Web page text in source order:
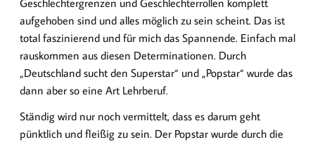
Geschlechtergrenzen und Geschlechterrollen komplett
aufgehoben sind und alles möglich zu sein scheint. Das ist
total faszinierend und für mich das Spannende. Einfach mal
rauskommen aus diesen Determinationen. Durch
„Deutschland sucht den Superstar“ und „Popstar“ wurde das
dann aber so eine Art Lehrberuf.
Ständig wird nur noch vermittelt, dass es darum geht
pünktlich und fleißig zu sein. Der Popstar wurde durch die